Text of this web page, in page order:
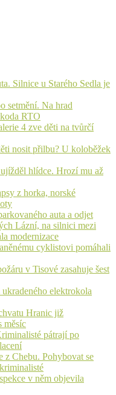
Silnice u Starého Sedla je
setmění. Na hrad
RTO
4 zve děti na tvůrčí
nosit přilbu? U koloběžek
hlídce. Hrozí mu až
z horka, norské
auta a odjet
Lázní, na silnici mezi
modernizace
cyklistovi pomáhali
v Tisové zasahuje šest
elektrokola
Hranic již
měsíc
pátrají po
z Chebu. Pohybovat se
v něm objevila